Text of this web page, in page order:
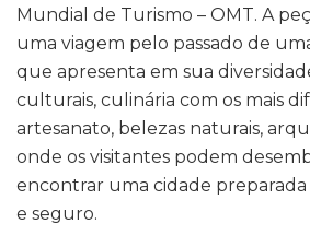
Mundial de Turismo – OMT. A
uma viagem pelo passado de
que apresenta em sua
culturais, culinária com os mais
artesanato, belezas naturais,
onde os visitantes podem
encontrar uma cidade
e seguro.